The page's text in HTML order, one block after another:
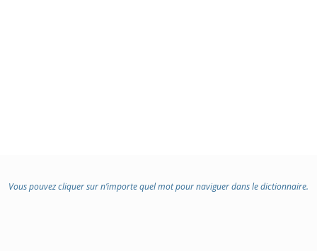
Vous pouvez cliquer sur n’importe quel mot pour naviguer dans le dictionnaire.